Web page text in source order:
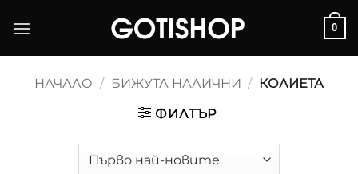
0
НАЧАЛО / БИЖУТА НАЛИЧНИ / КОЛИЕТА
ФИЛТЪР